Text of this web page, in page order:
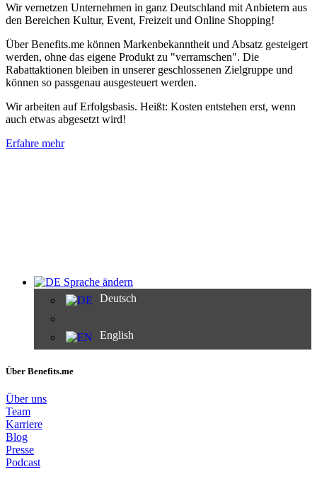
Wir vernetzen Unternehmen in ganz Deutschland mit Anbietern aus
den Bereichen Kultur, Event, Freizeit und Online Shopping!
Über Benefits.me können Markenbekanntheit und Absatz gesteigert
werden, ohne das eigene Produkt zu "verramschen". Die
Rabattaktionen bleiben in unserer geschlossenen Zielgruppe und
können so passgenau ausgesteuert werden.
Wir arbeiten auf Erfolgsbasis. Heißt: Kosten entstehen erst, wenn
auch etwas abgesetzt wird!
Erfahre mehr
Sprache ändern
Deutsch
English
Über Benefits.me
Über uns
Team
Karriere
Blog
Presse
Podcast